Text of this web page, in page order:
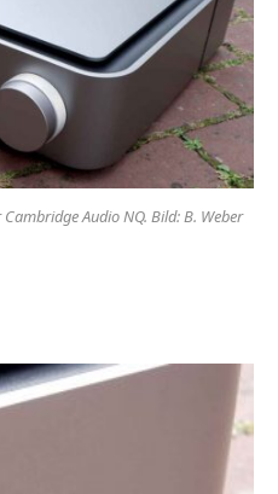
Audio NQ. Bild: B. Weber